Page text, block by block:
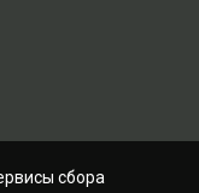
сбора